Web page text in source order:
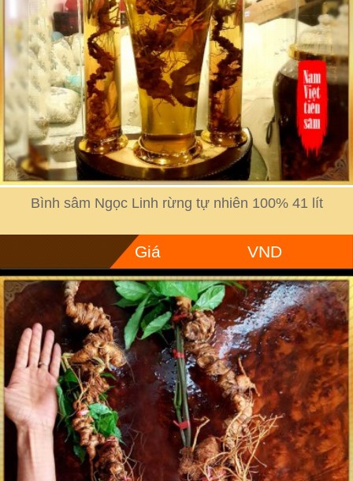
Bình sâm Ngọc Linh rừng tự nhiên 100% 41 lít
Giá VND